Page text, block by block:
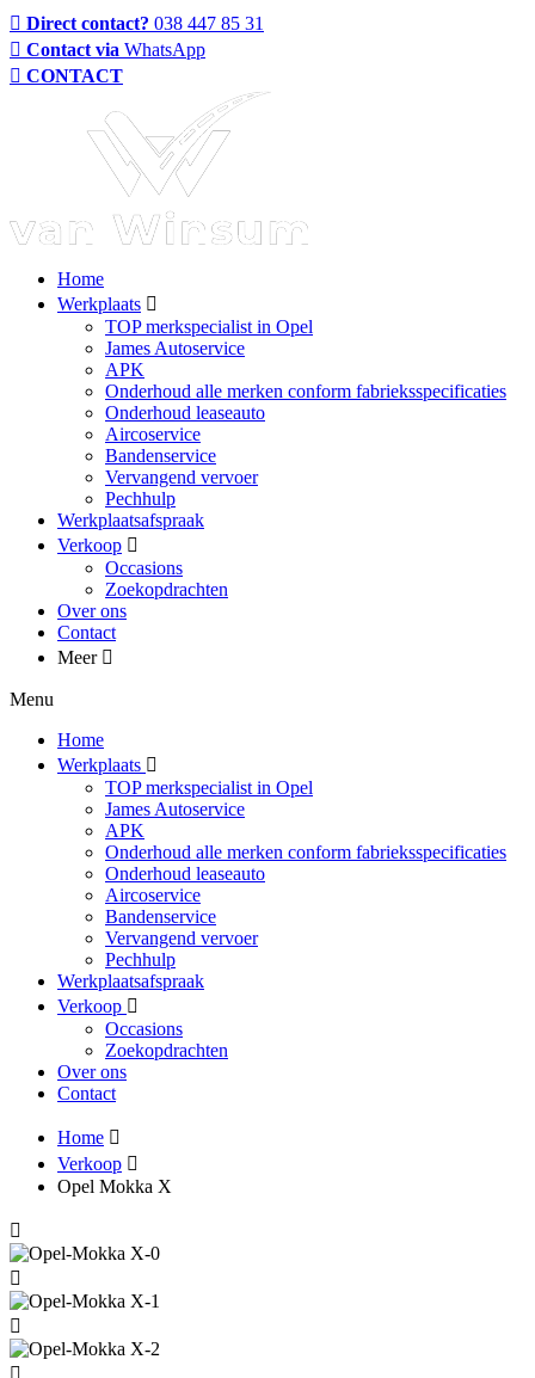
Direct contact? 038 447 85 31
Contact via WhatsApp
CONTACT
Home
Werkplaats
TOP merkspecialist in Opel
James Autoservice
APK
Onderhoud alle merken conform fabrieksspecificaties
Onderhoud leaseauto
Aircoservice
Bandenservice
Vervangend vervoer
Pechhulp
Werkplaatsafspraak
Verkoop
Occasions
Zoekopdrachten
Over ons
Contact
Meer
Menu
Home
Werkplaats
TOP merkspecialist in Opel
James Autoservice
APK
Onderhoud alle merken conform fabrieksspecificaties
Onderhoud leaseauto
Aircoservice
Bandenservice
Vervangend vervoer
Pechhulp
Werkplaatsafspraak
Verkoop
Occasions
Zoekopdrachten
Over ons
Contact
Home
Verkoop
Opel Mokka X